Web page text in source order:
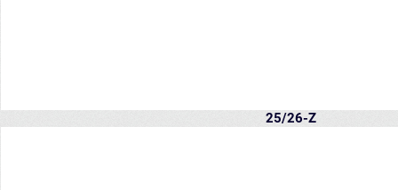
25/26-Z